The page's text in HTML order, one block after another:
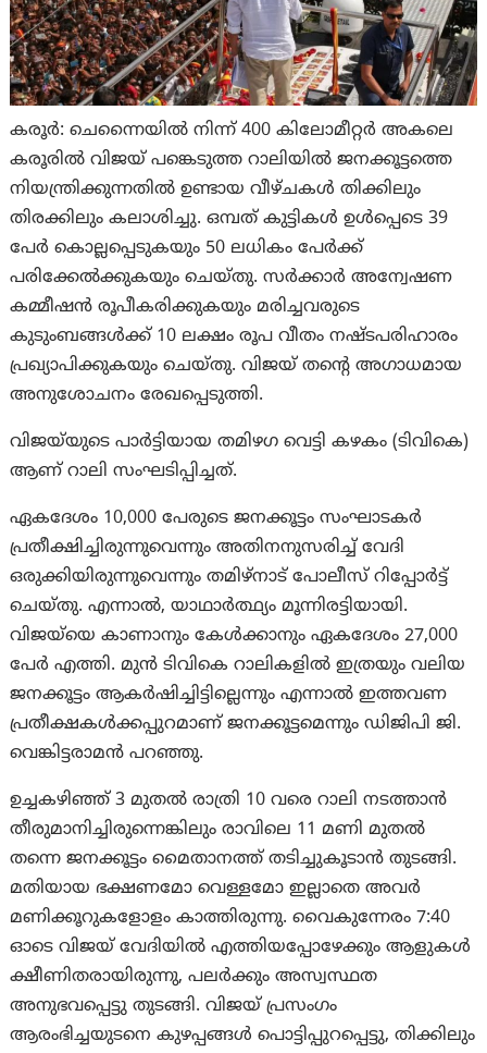
കരൂര്‍: ചെന്നൈയിൽ നിന്ന് 400 കിലോമീറ്റർ അകലെ
കരൂരിൽ വിജയ് പങ്കെടുത്ത റാലിയിൽ ജനക്കൂട്ടത്തെ
നിയന്ത്രിക്കുന്നതിൽ ഉണ്ടായ വീഴ്ചകൾ തിക്കിലും
തിരക്കിലും കലാശിച്ചു. ഒമ്പത് കുട്ടികൾ ഉൾപ്പെടെ 39
പേർ കൊല്ലപ്പെടുകയും 50 ലധികം പേർക്ക്
പരിക്കേൽക്കുകയും ചെയ്തു. സർക്കാർ അന്വേഷണ
കമ്മീഷൻ രൂപീകരിക്കുകയും മരിച്ചവരുടെ
കുടുംബങ്ങൾക്ക് 10 ലക്ഷം രൂപ വീതം നഷ്ടപരിഹാരം
പ്രഖ്യാപിക്കുകയും ചെയ്തു. വിജയ് തന്റെ അഗാധമായ
അനുശോചനം രേഖപ്പെടുത്തി.
വിജയ്‌യുടെ പാർട്ടിയായ തമിഴഗ വെട്ടി കഴകം (ടിവികെ)
ആണ് റാലി സംഘടിപ്പിച്ചത്.
ഏകദേശം 10,000 പേരുടെ ജനക്കൂട്ടം സംഘാടകർ
പ്രതീക്ഷിച്ചിരുന്നുവെന്നും അതിനനുസരിച്ച് വേദി
ഒരുക്കിയിരുന്നുവെന്നും തമിഴ്നാട് പോലീസ് റിപ്പോർട്ട്
ചെയ്തു. എന്നാൽ, യാഥാർത്ഥ്യം മൂന്നിരട്ടിയായി.
വിജയ്‌യെ കാണാനും കേൾക്കാനും ഏകദേശം 27,000
പേർ എത്തി. മുൻ ടിവികെ റാലികളിൽ ഇത്രയും വലിയ
ജനക്കൂട്ടം ആകർഷിച്ചിട്ടില്ലെന്നും എന്നാൽ ഇത്തവണ
പ്രതീക്ഷകൾക്കപ്പുറമാണ് ജനക്കൂട്ടമെന്നും ഡിജിപി ജി.
വെങ്കിട്ടരാമൻ പറഞ്ഞു.
ഉച്ചകഴിഞ്ഞ് 3 മുതൽ രാത്രി 10 വരെ റാലി നടത്താൻ
തീരുമാനിച്ചിരുന്നെങ്കിലും രാവിലെ 11 മണി മുതൽ
തന്നെ ജനക്കൂട്ടം മൈതാനത്ത് തടിച്ചുകൂടാൻ തുടങ്ങി.
മതിയായ ഭക്ഷണമോ വെള്ളമോ ഇല്ലാതെ അവർ
മണിക്കൂറുകളോളം കാത്തിരുന്നു. വൈകുന്നേരം 7:40
ഓടെ വിജയ് വേദിയിൽ എത്തിയപ്പോഴേക്കും ആളുകൾ
ക്ഷീണിതരായിരുന്നു, പലർക്കും അസ്വസ്ഥത
അനുഭവപ്പെട്ടു തുടങ്ങി. വിജയ് പ്രസംഗം
ആരംഭിച്ചയുടനെ കുഴപ്പങ്ങൾ പൊട്ടിപ്പുറപ്പെട്ടു, തിക്കിലും